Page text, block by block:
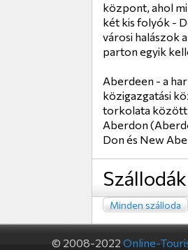
központ, ahol
két kis folyók -
városi halászok
parton egyik
Aberdeen - a
közigazgatási
torkolata között
Aberdon
Don és New
Szállodák
Minden szálloda
© 2008-2022 Online-